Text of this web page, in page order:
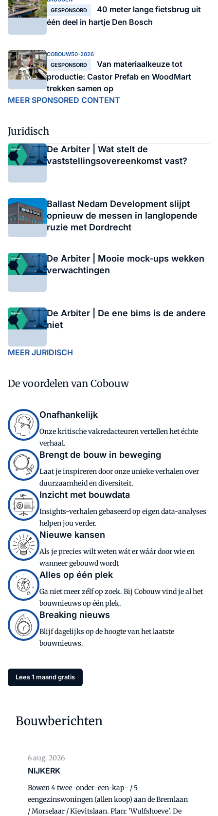
GESPONSORD
40 meter lange fietsbrug uit
één deel in hartje Den Bosch
COBOUW50-2026
GESPONSORD
Van materiaalkeuze tot
productie: Castor Prefab en WoodMart
trekken samen op
MEER SPONSORED CONTENT
Juridisch
De Arbiter | Wat stelt de
vaststellingsovereenkomst vast?
Ballast Nedam Development slijpt
opnieuw de messen in langlopende
ruzie met Dordrecht
De Arbiter | Mooie mock-ups wekken
verwachtingen
De Arbiter | De ene bims is de andere
niet
MEER JURIDISCH
De voordelen van Cobouw
Onafhankelijk
Onze kritische vakredacteuren vertellen het échte
verhaal.
Brengt de bouw in beweging
Laat je inspireren door onze unieke verhalen over
duurzaamheid en diversiteit.
Inzicht met bouwdata
Insights-verhalen gebaseerd op eigen data-analyses
helpen jou verder.
Nieuwe kansen
Als je precies wilt weten wát er wáár door wie en
wanneer gebouwd wordt
Alles op één plek
Ga niet meer zélf op zoek. Bij Cobouw vind je al het
bouwnieuws op één plek.
Breaking nieuws
Blijf dagelijks op de hoogte van het laatste
bouwnieuws.
Lees 1 maand gratis
Bouwberichten
6 aug. 2026
NIJKERK
Bowen 4 twee-onder-een-kap- / 5
eengezinswoningen (allen koop) aan de Bremlaan
/ Morselaar / Kievitslaan. Plan: 'Wulfshoeve'. De